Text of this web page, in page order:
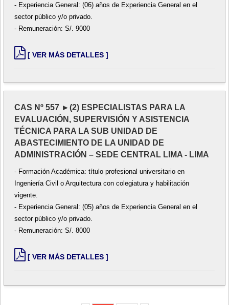
- Experiencia General: (06) años de Experiencia General en el
sector público y/o privado.
- Remuneración: S/. 9000
[ VER MÁS DETALLES ]
CAS Nº 557 ►(2) ESPECIALISTAS PARA LA
EVALUACIÓN, SUPERVISIÓN Y ASISTENCIA
TÉCNICA PARA LA SUB UNIDAD DE
ABASTECIMIENTO DE LA UNIDAD DE
ADMINISTRACIÓN – SEDE CENTRAL LIMA - LIMA
- Formación Académica: título profesional universitario en
Ingeniería Civil o Arquitectura con colegiatura y habilitación
vigente.
- Experiencia General: (05) años de Experiencia General en el
sector público y/o privado.
- Remuneración: S/. 8000
[ VER MÁS DETALLES ]